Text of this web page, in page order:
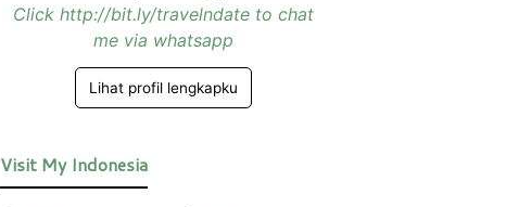
Click http://bit.ly/travelndate to chat
me via whatsapp
Lihat profil lengkapku
Visit My Indonesia